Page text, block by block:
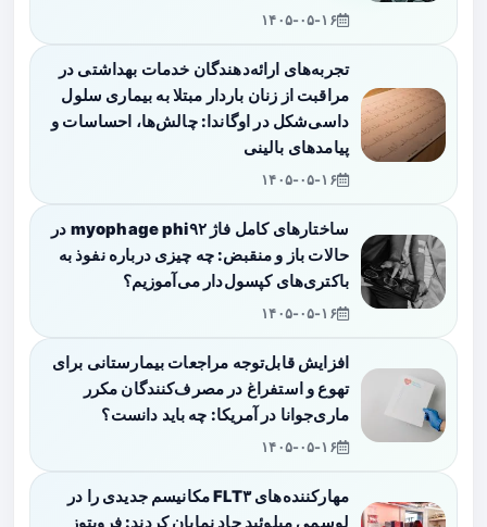
۱۴۰۵-۰۵-۱۶
تجربه‌های ارائه‌دهندگان خدمات بهداشتی در
مراقبت از زنان باردار مبتلا به بیماری سلول
داسی‌شکل در اوگاندا: چالش‌ها، احساسات و
پیامدهای بالینی
۱۴۰۵-۰۵-۱۶
ساختارهای کامل فاژ myophage phi۹۲ در
حالات باز و منقبض: چه چیزی درباره نفوذ به
باکتری‌های کپسول‌دار می‌آموزیم؟
۱۴۰۵-۰۵-۱۶
افزایش قابل‌توجه مراجعات بیمارستانی برای
تهوع و استفراغ در مصرف‌کنندگان مکرر
ماری‌جوانا در آمریکا: چه باید دانست؟
۱۴۰۵-۰۵-۱۶
مهارکننده‌های FLT۳ مکانیسم جدیدی را در